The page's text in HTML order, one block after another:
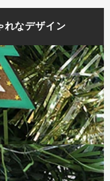
れなデザイン